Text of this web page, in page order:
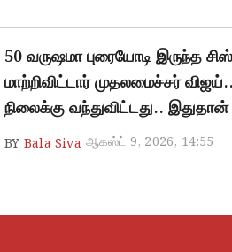
50 வருஷமா புரையோடி இருந்த
மாற்றிவிட்டார் முதலமைச்சர்
நிலைக்கு வந்துவிட்டது..
BY Bala Siva ஆகஸ்ட் 9, 2026, 14:55